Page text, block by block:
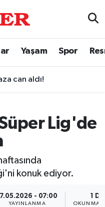
Yaşam Spor
can aldı!
Lig'de
konuk ediyor.
17.05.2026 - 07:00
YAYINLANMA
1 DK
OKUNMA
Fikstür